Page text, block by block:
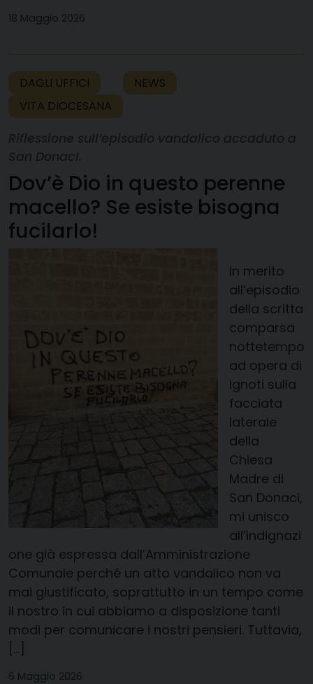
18 Maggio 2026
DAGLI UFFICI
NEWS
VITA DIOCESANA
Dov’è Dio in questo perenne
macello? Se esiste bisogna
fucilarlo!
In merito
all’episodio
della scritta
comparsa
nottetempo
ad opera di
ignoti sulla
facciata
laterale
della
Chiesa
Madre di
San Donaci,
mi unisco
all’indignazi
one già espressa dall’Amministrazione
Comunale perché un atto vandalico non va
mai giustificato, soprattutto in un tempo come
il nostro in cui abbiamo a disposizione tanti
modi per comunicare i nostri pensieri. Tuttavia,
[…]
6 Maggio 2026